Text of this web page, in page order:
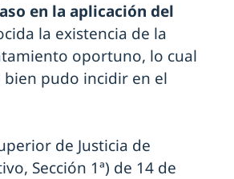
en la aplicación del
la existencia de la
oportuno, lo cual
pudo incidir en el
de Justicia de
Sección 1ª) de 14 de